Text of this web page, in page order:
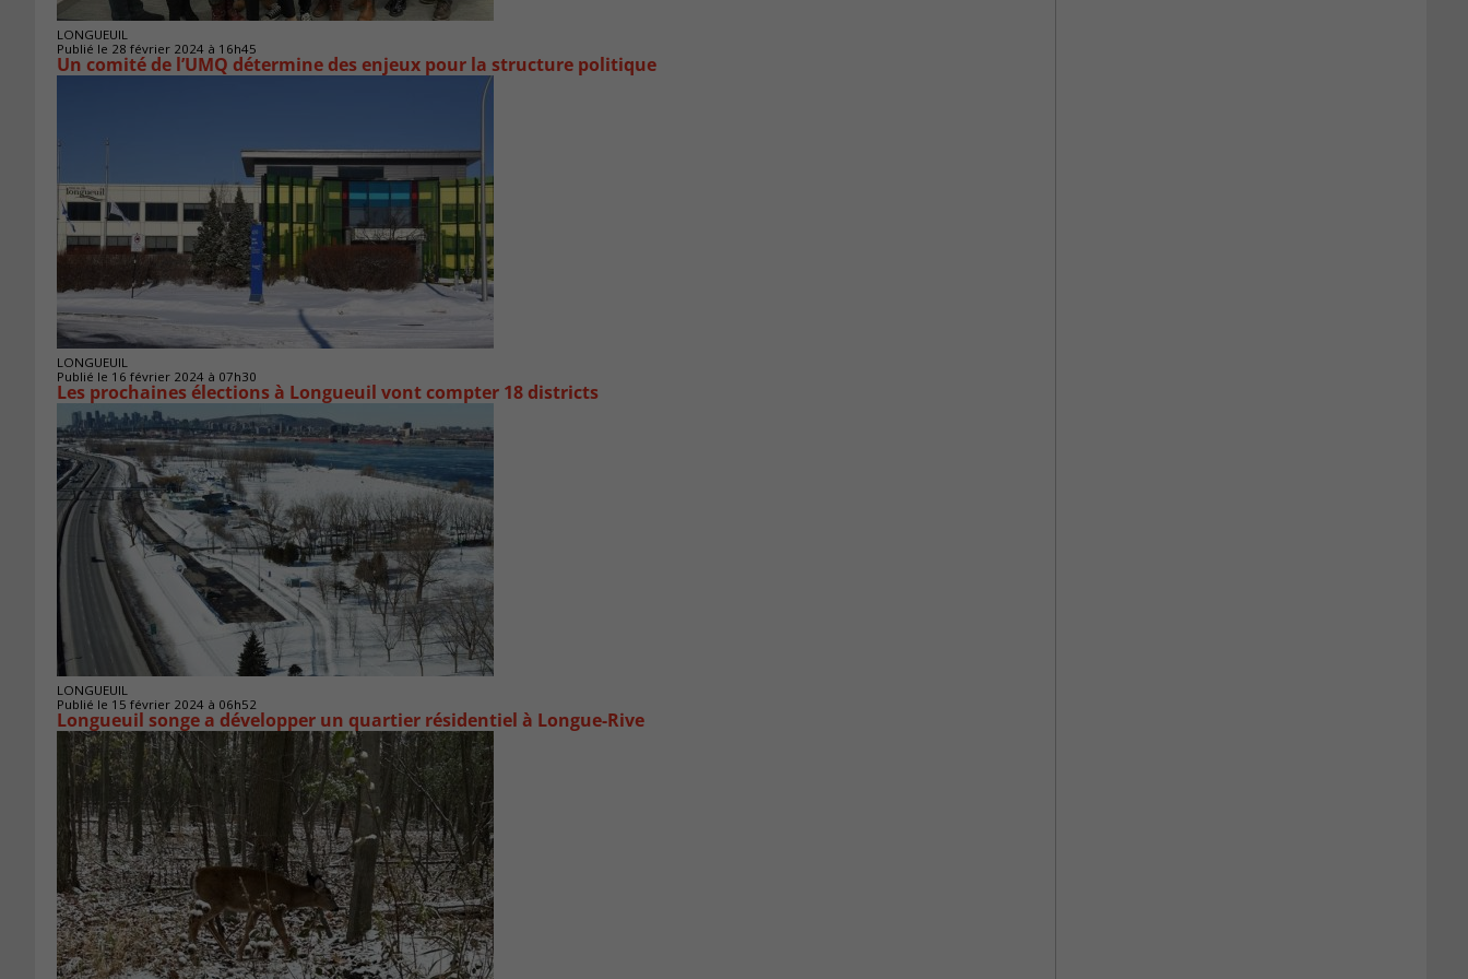
LONGUEUIL
Publié le 28 février 2024 à 16h45
Un comité de l’UMQ détermine des enjeux pour la structure politique
LONGUEUIL
Publié le 16 février 2024 à 07h30
Les prochaines élections à Longueuil vont compter 18 districts
LONGUEUIL
Publié le 15 février 2024 à 06h52
Longueuil songe a développer un quartier résidentiel à Longue-Rive